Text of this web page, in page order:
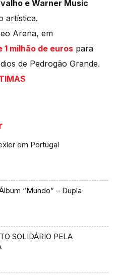
e Warner Music
artística.
Arena, em
milhão de euros para
de Pedrogão Grande.
em Portugal
“Mundo” – Dupla
SOLIDÁRIO PELA